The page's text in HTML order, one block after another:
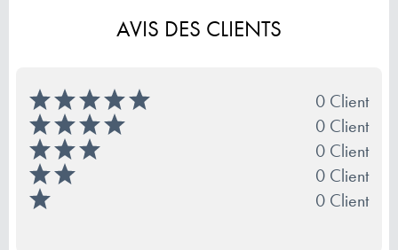
AVIS DES CLIENTS
0 Client
0 Client
0 Client
0 Client
0 Client